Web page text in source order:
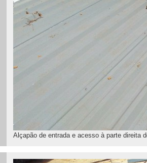
Alçapão de entrada e acesso à parte direita